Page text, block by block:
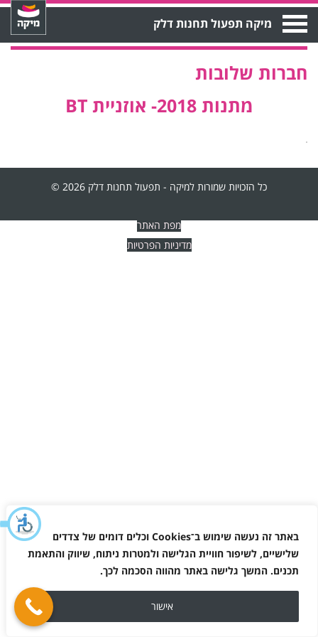
באתר זה נעשה שימוש ב־Cookies וכלים דומים של צדדים
שלישיים, לשיפור חוויית הגלישה ולמטרות ניתוח, שיווק והתאמת
תכנים. המשך גלישה באתר מהווה הסכמה לכך.
אישור
Open
Menu מיקה תפעול תחנות דלק
חברות שלובות
מתנות 2018- אוזניית BT
כל הזכויות שמורות למיקה - תפעול תחנות דלק 2026 ©
מפת האתר
מדיניות הפרטיות